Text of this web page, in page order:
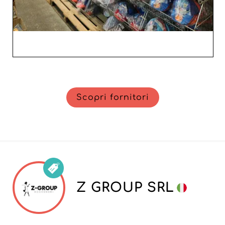
Scopri fornitori
Z GROUP SRL